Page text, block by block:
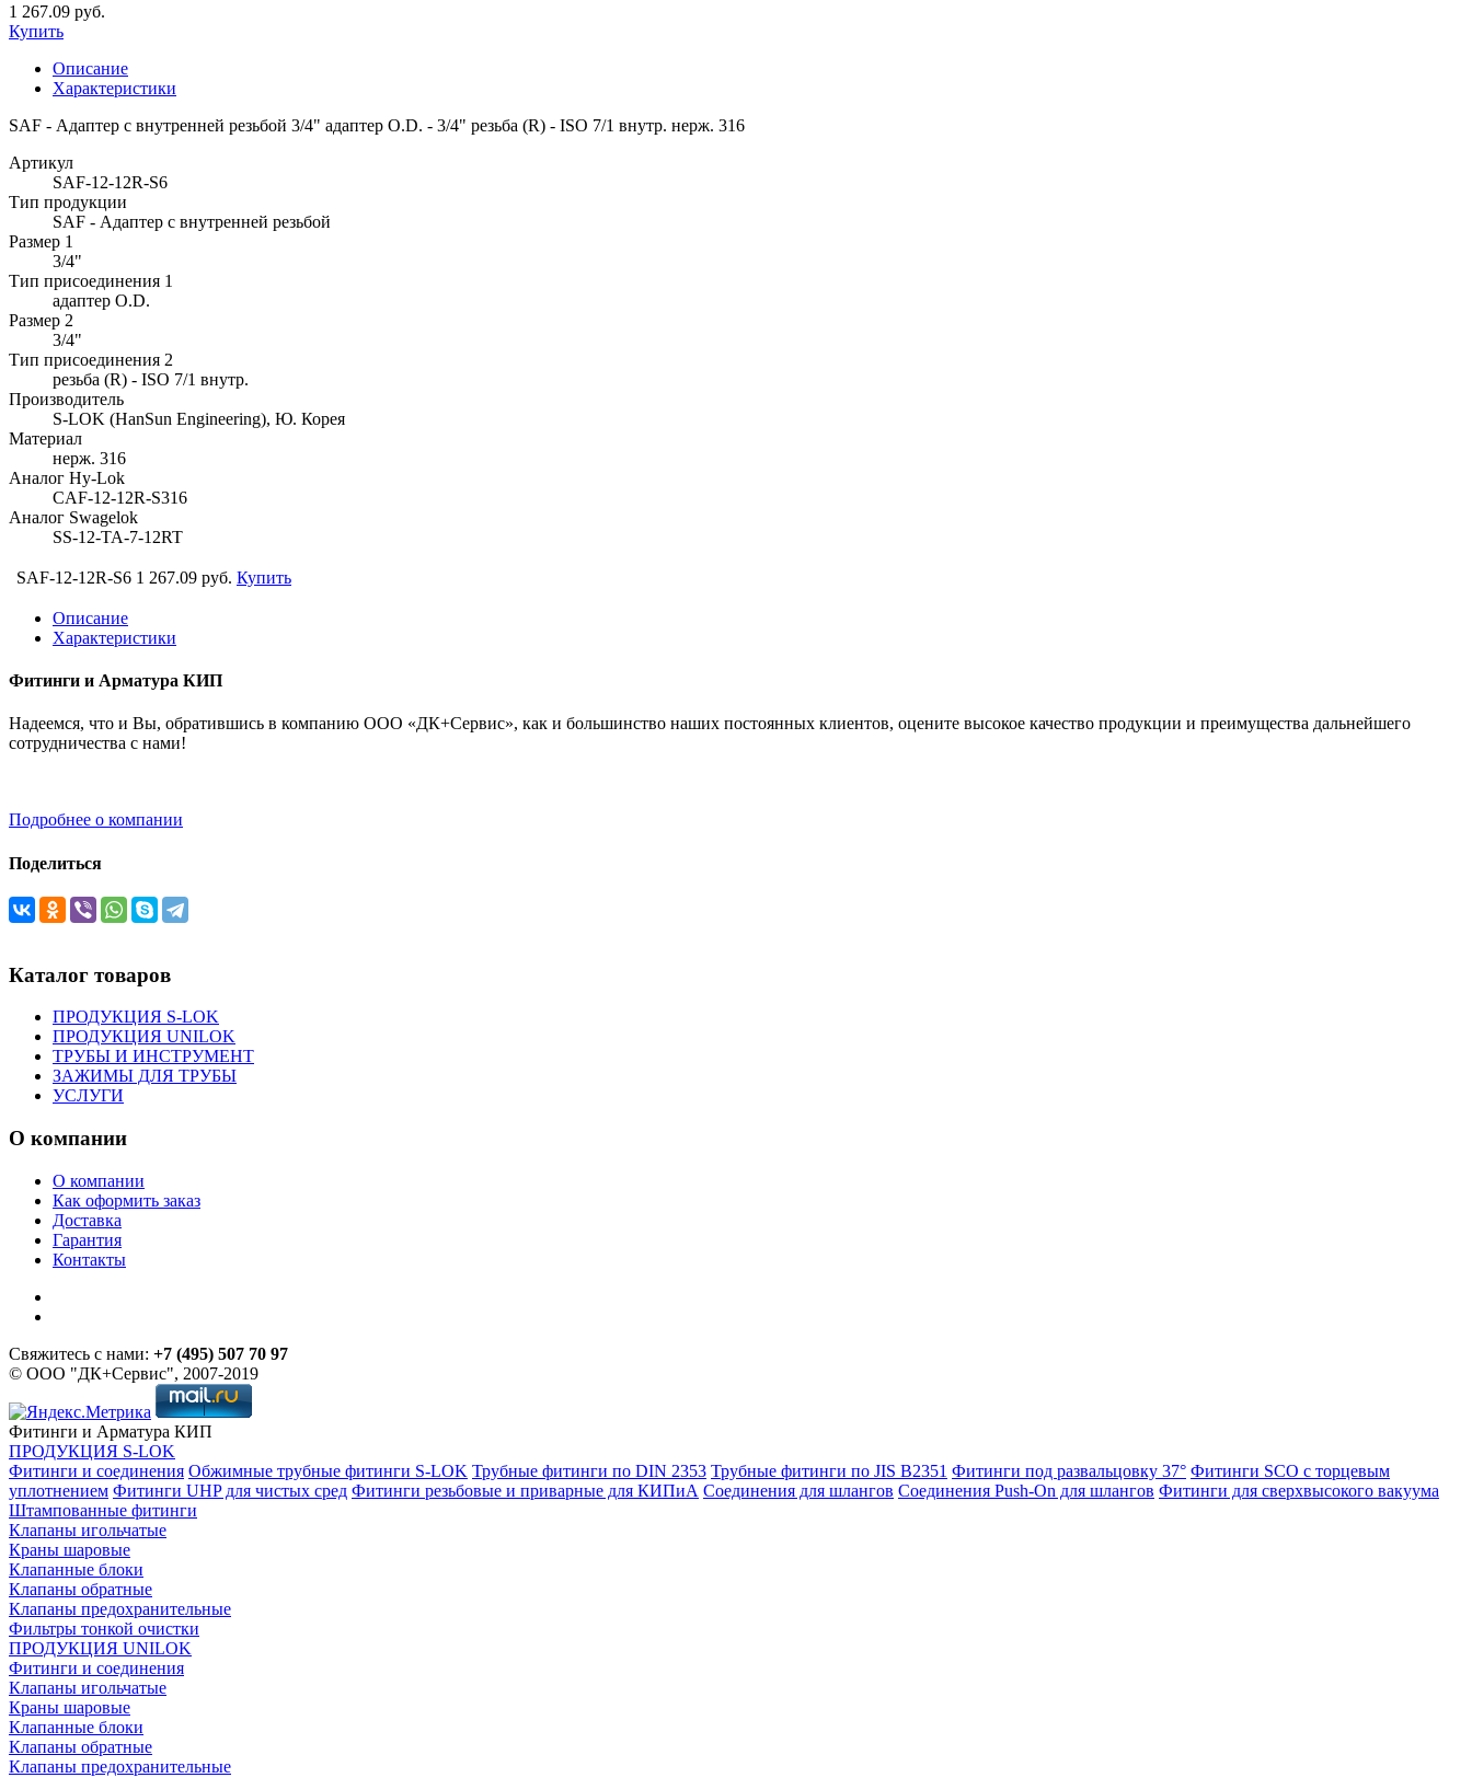
1 267.09 руб.
Купить
Описание
Характеристики
SAF - Адаптер с внутренней резьбой 3/4" адаптер O.D. - 3/4" резьба (R) - ISO 7/1 внутр. нерж. 316
Артикул
SAF-12-12R-S6
Тип продукции
SAF - Адаптер с внутренней резьбой
Размер 1
3/4"
Тип присоединения 1
адаптер O.D.
Размер 2
3/4"
Тип присоединения 2
резьба (R) - ISO 7/1 внутр.
Производитель
S-LOK (HanSun Engineering), Ю. Корея
Материал
нерж. 316
Аналог Hy-Lok
CAF-12-12R-S316
Аналог Swagelok
SS-12-TA-7-12RT
SAF-12-12R-S6 1 267.09 руб. Купить
Описание
Характеристики
Фитинги и Арматура КИП
Надеемся, что и Вы, обратившись в компанию ООО «ДК+Сервис», как и большинство наших постоянных клиентов, оцените высокое качество продукции и преимущества дальнейшего
сотрудничества с нами!
Подробнее о компании
Поделиться
Каталог товаров
ПРОДУКЦИЯ S-LOK
ПРОДУКЦИЯ UNILOK
ТРУБЫ И ИНСТРУМЕНТ
ЗАЖИМЫ ДЛЯ ТРУБЫ
УСЛУГИ
О компании
О компании
Как оформить заказ
Доставка
Гарантия
Контакты
Свяжитесь с нами: +7 (495) 507 70 97
© ООО "ДК+Сервис", 2007-2019
Фитинги и Арматура КИП
ПРОДУКЦИЯ S-LOK
Фитинги и соединения Обжимные трубные фитинги S-LOK Трубные фитинги по DIN 2353 Трубные фитинги по JIS B2351 Фитинги под развальцовку 37° Фитинги SCO с торцевым
уплотнением Фитинги UHP для чистых сред Фитинги резьбовые и приварные для КИПиА Соединения для шлангов Соединения Push-On для шлангов Фитинги для сверхвысокого вакуума
Штампованные фитинги
Клапаны игольчатые
Краны шаровые
Клапанные блоки
Клапаны обратные
Клапаны предохранительные
Фильтры тонкой очистки
ПРОДУКЦИЯ UNILOK
Фитинги и соединения
Клапаны игольчатые
Краны шаровые
Клапанные блоки
Клапаны обратные
Клапаны предохранительные